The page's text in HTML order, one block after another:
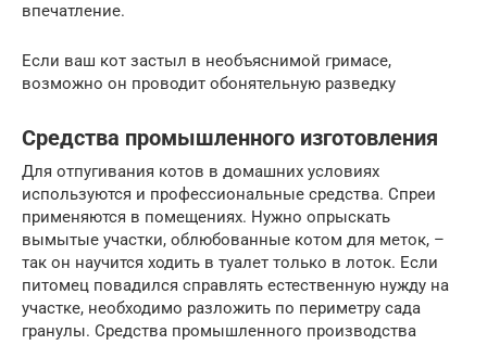
впечатление.
Если ваш кот застыл в необъяснимой гримасе,
возможно он проводит обонятельную разведку
Средства промышленного изготовления
Для отпугивания котов в домашних условиях
используются и профессиональные средства. Спреи
применяются в помещениях. Нужно опрыскать
вымытые участки, облюбованные котом для меток, –
так он научится ходить в туалет только в лоток. Если
питомец повадился справлять естественную нужду на
участке, необходимо разложить по периметру сада
гранулы. Средства промышленного производства